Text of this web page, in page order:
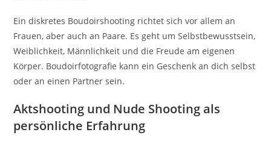
Ein diskretes Boudoirshooting richtet sich vor allem an
Frauen, aber auch an Paare. Es geht um Selbstbewusstsein,
Weiblichkeit, Männlichkeit und die Freude am eigenen
Körper. Boudoirfotografie kann ein Geschenk an dich selbst
oder an einen Partner sein.
Aktshooting und Nude Shooting als
persönliche Erfahrung